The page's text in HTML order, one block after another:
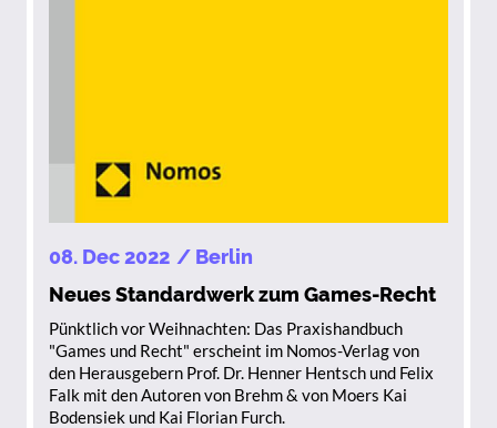
08. Dec 2022 / Berlin
Neues Standardwerk zum Games-Recht
Pünktlich vor Weihnachten: Das Praxishandbuch
"Games und Recht" erscheint im Nomos-Verlag von
den Herausgebern Prof. Dr. Henner Hentsch und Felix
Falk mit den Autoren von Brehm & von Moers Kai
Bodensiek und Kai Florian Furch.